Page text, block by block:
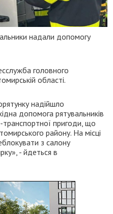
надали допомогу
головного
області.
надійшло
допомога рятувальників
транспортної пригоди, що
району. На місці
з салону
- йдеться в